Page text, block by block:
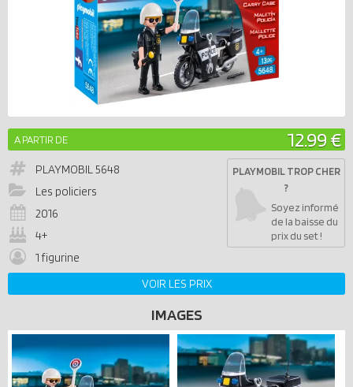
A PARTIR DE 12.99 €
PLAYMOBIL5648
Les policiers
2016
4+
1 figurine
PLAYMOBIL TROP CHER
?
Soyez informé
de la baisse du
prix du set !
VOIR LES PRIX
IMAGES